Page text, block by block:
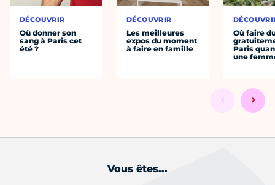
DÉCOUVRIR
Où donner son
sang à Paris cet
été ?
DÉCOUVRIR
Les meilleures
expos du moment
à faire en famille
Où faire
Paris
une
Vous êtes...